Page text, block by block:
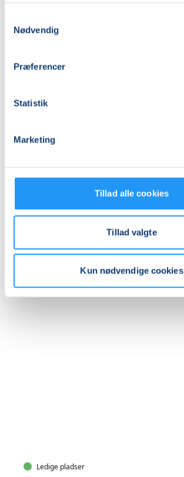
Nødvendig
Præferencer
Statistik
Marketing
Tillad alle cookies
Tillad valgte
Kun nødvendige cookies
Adresse
(Norden)
Praktiske oplysninger
Mødegange
Relaterede hold
Arden
Ledige pladser